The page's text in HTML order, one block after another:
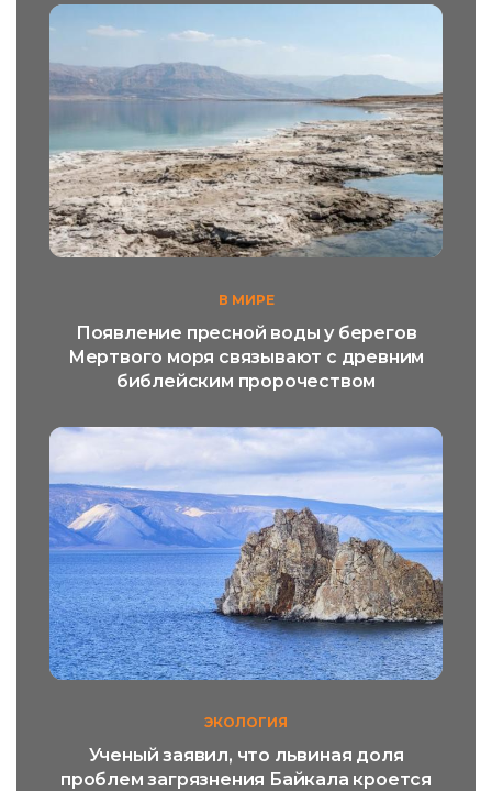
В МИРЕ
Появление пресной воды у берегов
Мертвого моря связывают с древним
библейским пророчеством
ЭКОЛОГИЯ
Ученый заявил, что львиная доля
проблем загрязнения Байкала кроется